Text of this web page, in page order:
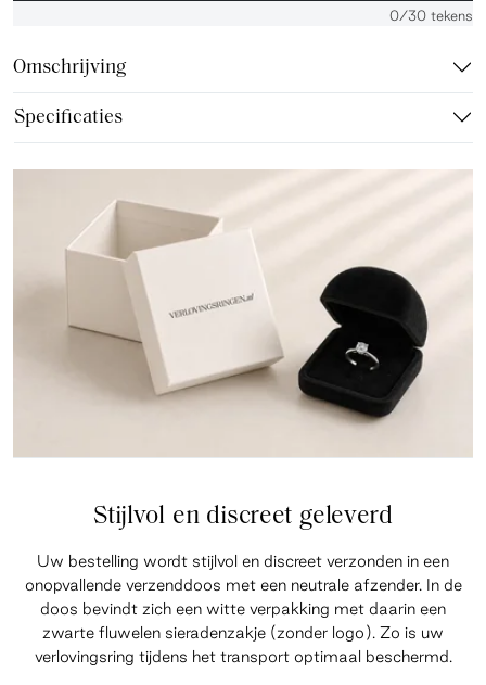
0/30 tekens
Omschrijving
Specificaties
Stijlvol en discreet geleverd
Uw bestelling wordt stijlvol en discreet verzonden in een
onopvallende verzenddoos met een neutrale afzender. In de
doos bevindt zich een witte verpakking met daarin een
zwarte fluwelen sieradenzakje (zonder logo). Zo is uw
verlovingsring tijdens het transport optimaal beschermd.